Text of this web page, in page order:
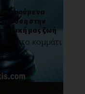
μπορούμε να
στην
μας ζωή
κομμάτι